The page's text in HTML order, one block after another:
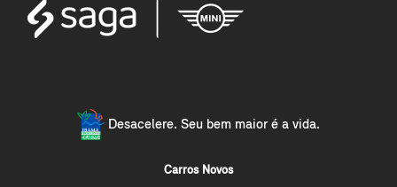
Desacelere. Seu bem maior é a vida.
Carros Novos